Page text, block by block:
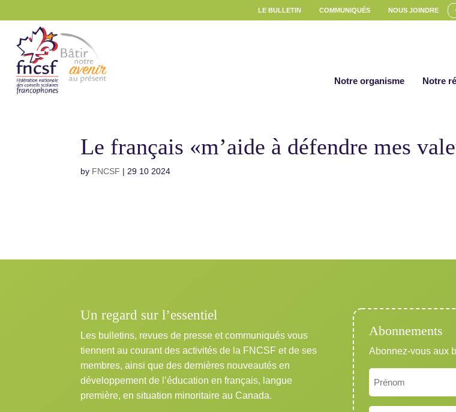
LE BULLETIN COMMUNIQUÉS NOUS JOINDRE
Notre organisme Notre
Le français «m’aide à défendre mes
by FNCSF | 29 10 2024
Un regard sur l’essentiel
Les bulletins, revues de presse et communiqués vous
tiennent au courant des activités de la FNCSF et de ses
membres, ainsi que des dernières nouveautés en
développement de l’éducation en français, langue
première, en situation minoritaire au Canada.
Abonnements
Abonnez-vous aux
Prénom